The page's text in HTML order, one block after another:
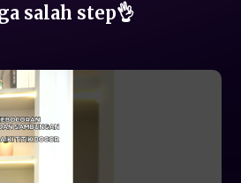
salah step👌